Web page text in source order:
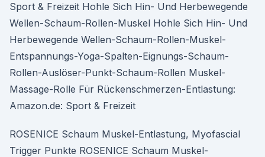
Sport & Freizeit Hohle Sich Hin- Und Herbewegende
Wellen-Schaum-Rollen-Muskel Hohle Sich Hin- Und
Herbewegende Wellen-Schaum-Rollen-Muskel-
Entspannungs-Yoga-Spalten-Eignungs-Schaum-
Rollen-Auslöser-Punkt-Schaum-Rollen Muskel-
Massage-Rolle Für Rückenschmerzen-Entlastung:
Amazon.de: Sport & Freizeit
ROSENICE Schaum Muskel-Entlastung, Myofascial
Trigger Punkte ROSENICE Schaum Muskel-